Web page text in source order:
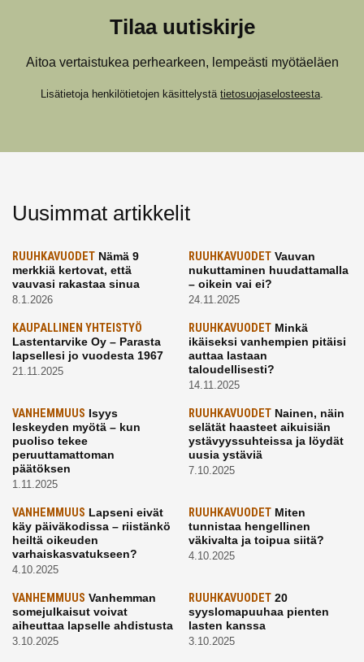
Tilaa uutiskirje
Aitoa vertaistukea perhearkeen, lempeästi myötäeläen
Lisätietoja henkilötietojen käsittelystä tietosuojaselosteesta.
Uusimmat artikkelit
RUUHKAVUODET Nämä 9
merkkiä kertovat, että
vauvasi rakastaa sinua
8.1.2026
RUUHKAVUODETVauvan
nukuttaminen huudattamalla
– oikein vai ei?
24.11.2025
KAUPALLINEN YHTEISTYÖ
Lastentarvike Oy – Parasta
lapsellesi jo vuodesta 1967
21.11.2025
RUUHKAVUODETMinkä
ikäiseksi vanhempien pitäisi
auttaa lastaan
taloudellisesti?
14.11.2025
VANHEMMUUS Isyys
leskeyden myötä – kun
puoliso tekee
peruuttamattoman
päätöksen
1.11.2025
RUUHKAVUODETNainen, näin
selätät haasteet aikuisiän
ystävyyssuhteissa ja löydät
uusia ystäviä
7.10.2025
VANHEMMUUS Lapseni eivät
käy päiväkodissa – riistänkö
heiltä oikeuden
varhaiskasvatukseen?
4.10.2025
RUUHKAVUODETMiten
tunnistaa hengellinen
väkivalta ja toipua siitä?
4.10.2025
VANHEMMUUS Vanhemman
somejulkaisut voivat
aiheuttaa lapselle ahdistusta
3.10.2025
RUUHKAVUODET20
syyslomapuuhaa pienten
lasten kanssa
3.10.2025